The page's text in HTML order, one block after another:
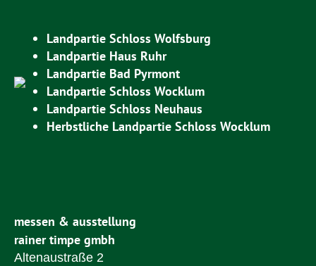
messen & ausstellung
rainer timpe gmbh
Altenaustraße 2
Landpartie Schloss Wolfsburg
Landpartie Haus Ruhr
Landpartie Bad Pyrmont
Landpartie Schloss Wocklum
Landpartie Schloss Neuhaus
Herbstliche Landpartie Schloss Wocklum